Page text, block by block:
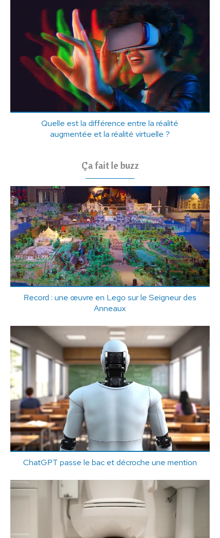
Quelle est la différence entre la réalité
augmentée et la réalité virtuelle ?
Ça fait le buzz
Record : une œuvre en Lego sur le Seigneur des
Anneaux
ChatGPT passe le bac et décroche une mention